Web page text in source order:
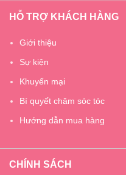
HỖ TRỢ KHÁCH HÀNG
Giới thiệu
Sự kiện
Khuyến mại
Bí quyết chăm sóc tóc
Hướng dẫn mua hàng
CHÍNH SÁCH